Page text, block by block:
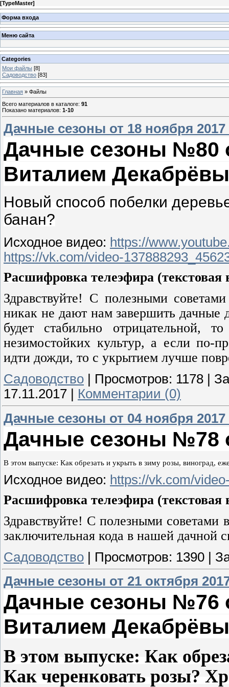
[TypeMaster]
Форма входа
Меню сайта
Categories
Мои файлы [8]
Садоводство [83]
Главная » Файлы
Всего материалов в каталоге: 91
Показано материалов: 1-10
Дачные сезоны от 18 ноября
Дачные сезоны №80
Виталием
Новый способ побелки
банан?
Исходное видео: https://
https://vk.com/video-
Расшифровка телеэфира (текстовая
Здравствуйте! С полезными
никак не дают нам завершить дачные
будет стабильно отрицательной,
незимостойких культур, а если по-
идти дожди, то с укрытием лучше
Садоводство | Просмотров: 1178 |
17.11.2017 | Комментарии (0)
Дачные сезоны от 04 ноября
Дачные сезоны №78
В этом выпуске: Как обрезать и укрыть в зиму розы, виноград,
Исходное видео: https://vk.com/
Расшифровка телеэфира (текстовая
Здравствуйте! С полезными советами
заключительная кода в нашей дачной
Садоводство | Просмотров: 1390 |
Дачные сезоны от 21 октября
Дачные сезоны №76
Виталием
В этом выпуске: Как
Как черенковать розы?